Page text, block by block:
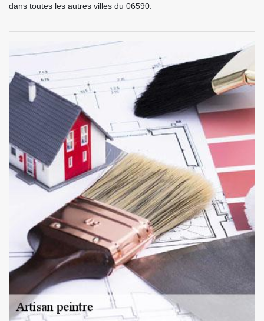
dans toutes les autres villes du 06590.